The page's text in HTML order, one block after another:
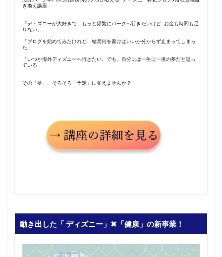
き換え講座
「ディズニーが大好きで、もっと頻繁にパークへ行きたいけど…お金も時間も足
りない」
「ブログを始めてみたけれど、結局何を書けばいいか分からず止まってしまっ
た」
「いつか海外ディズニーへ行きたい。でも、自分には一生に一度の夢だと思っ
ている」
その「夢」、そろそろ「予定」に変えませんか？
動き出した「 ディズニー」✖︎「健康」の新事業！